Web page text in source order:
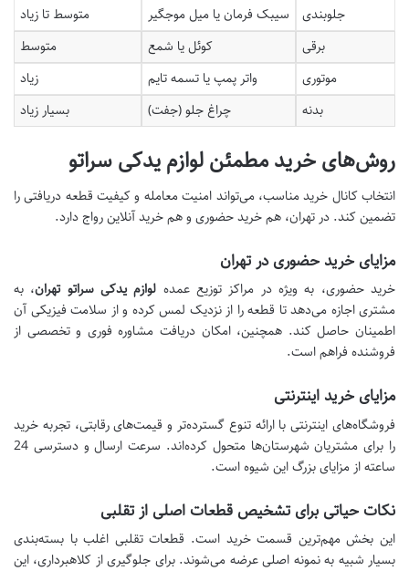
جلوبندی
سیبک فرمان یا میل موجگیر
متوسط تا زیاد
برقی
کوئل یا شمع
متوسط
موتوری
واتر پمپ یا تسمه تایم
زیاد
بدنه
چراغ جلو (جفت) بسیار زیاد
روش‌های خرید مطمئن لوازم یدکی سراتو
انتخاب کانال خرید مناسب، می‌تواند امنیت معامله و کیفیت قطعه دریافتی را
تضمین کند. در تهران، هم خرید حضوری و هم خرید آنلاین رواج دارد.
مزایای خرید حضوری در تهران
خرید حضوری، به ویژه در مراکز توزیع عمده لوازم یدکی سراتو تهران، به
مشتری اجازه می‌دهد تا قطعه را از نزدیک لمس کرده و از سلامت فیزیکی آن
اطمینان حاصل کند. همچنین، امکان دریافت مشاوره فوری و تخصصی از
فروشنده فراهم است.
مزایای خرید اینترنتی
فروشگاه‌های اینترنتی با ارائه تنوع گسترده‌تر و قیمت‌های رقابتی، تجربه خرید
را برای مشتریان شهرستان‌ها متحول کرده‌اند. سرعت ارسال و دسترسی 24
ساعته از مزایای بزرگ این شیوه است.
نکات حیاتی برای تشخیص قطعات اصلی از تقلبی
این بخش مهم‌ترین قسمت خرید است. قطعات تقلبی اغلب با بسته‌بندی
بسیار شبیه به نمونه اصلی عرضه می‌شوند. برای جلوگیری از کلاهبرداری، این